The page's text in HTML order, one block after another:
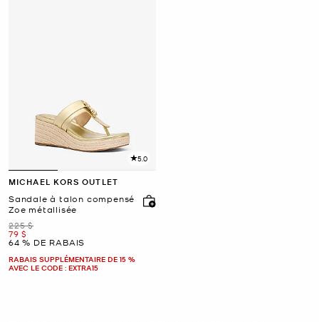
5.0
MICHAEL KORS OUTLET
Sandale à talon compensé
Zoe métallisée
était
225 $
maintenant
79 $
64 % DE RABAIS
RABAIS SUPPLÉMENTAIRE DE 15 %
AVEC LE CODE : EXTRA15